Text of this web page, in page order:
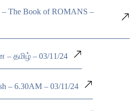
The Book of ROMANS –
– தமிழ் – 03/11/24
– 6.30AM – 03/11/24